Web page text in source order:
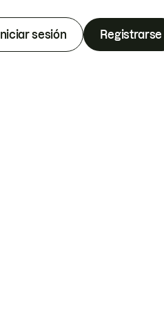
Iniciar sesión Registrarse